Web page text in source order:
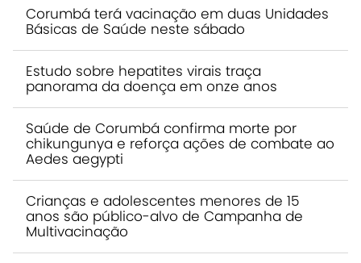
Corumbá terá vacinação em duas Unidades
Básicas de Saúde neste sábado
Estudo sobre hepatites virais traça
panorama da doença em onze anos
Saúde de Corumbá confirma morte por
chikungunya e reforça ações de combate ao
Aedes aegypti
Crianças e adolescentes menores de 15
anos são público-alvo de Campanha de
Multivacinação